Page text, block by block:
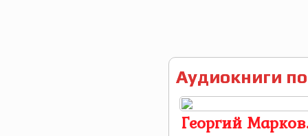
Аудиокниги
Георгий